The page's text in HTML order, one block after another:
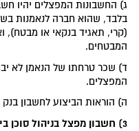
ג) החשבונות המפצלים יהיו
בלבד, שהוא חברה לנאמנות
(קרי, תאגיד בנקאי או מבטח),
המבטחים.
ד) שכר טרחתו של הנאמן לא
המפצלים.
ה) הוראות הביצוע לחשבון בנק
3) חשבון מפצל בניהול סוכן